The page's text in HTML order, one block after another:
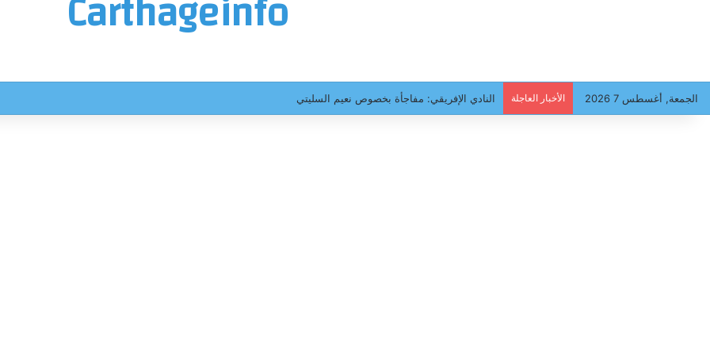
الجمعة, أغسطس 7 2026 الأخبار العاجلة ميركاتو: نجم كبير على بوابّات الترجي